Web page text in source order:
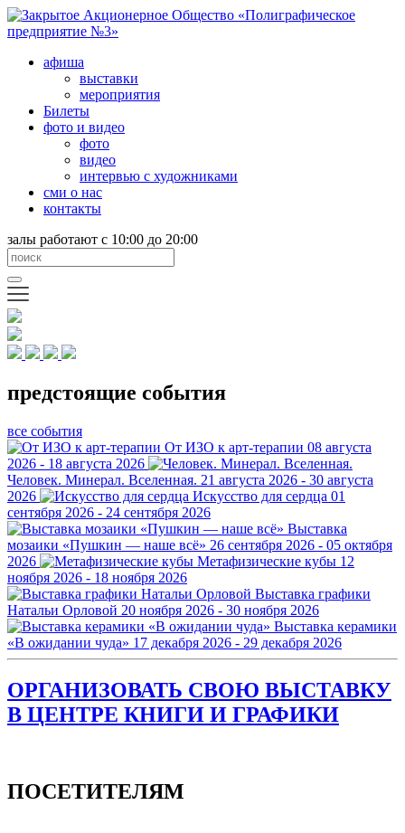
афиша
выставки
мероприятия
Билеты
фото и видео
фото
видео
интервью с художниками
сми о нас
контакты
залы работают с 10:00 до 20:00
предстоящие события
все события
От ИЗО к арт-терапии 08 августа
2026 - 18 августа 2026
Человек. Минерал. Вселенная. 21 августа 2026 - 30 августа
2026
Искусство для сердца 01
сентября 2026 - 24 сентября 2026
Выставка
мозаики «Пушкин — наше всё» 26 сентября 2026 - 05 октября
2026
Метафизические кубы 12
ноября 2026 - 18 ноября 2026
Выставка графики
Натальи Орловой 20 ноября 2026 - 30 ноября 2026
Выставка керамики
«В ожидании чуда» 17 декабря 2026 - 29 декабря 2026
ОРГАНИЗОВАТЬ СВОЮ ВЫСТАВКУ
В ЦЕНТРЕ КНИГИ И ГРАФИКИ
ПОСЕТИТЕЛЯМ